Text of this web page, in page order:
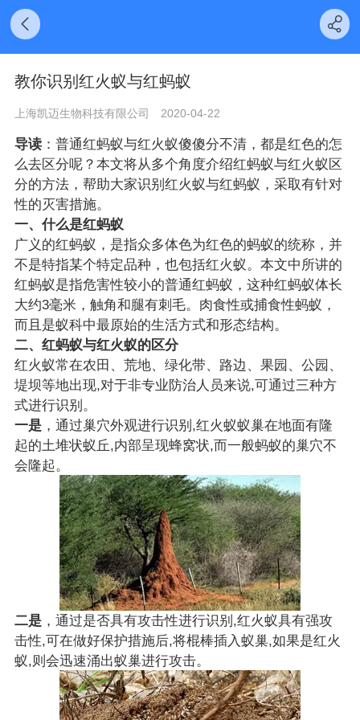
教你识别红火蚁与红蚂蚁
上海凯迈生物科技有限公司 2020-04-22
导读 ：普通红蚂蚁与红火蚁傻傻分不清，都是红色的怎
么去区分呢？本文将从多个角度介绍红蚂蚁与红火蚁区
分的方法，帮助大家识别红火蚁与红蚂蚁，采取有针对
性的灭害措施。
一、什么是红蚂蚁
广义的红蚂蚁，是指众多体色为红色的蚂蚁的统称，并
不是特指某个特定品种 ，也包括红火蚁。本文中所讲的
红蚂蚁是指危害性较小的普通红蚂蚁，这种红蚂蚁体长
大约3毫米，触角和腿有刺毛。肉食性或捕食性蚂蚁，
而且是蚁科中最原始的生活方式和形态结构。
二、红蚂蚁与红火蚁的区分
红火蚁常在农田、荒地、绿化带、路边、果园、公园、
堤坝等地出现,对于非专业防治人员来说,可通过三种方
式进行识别。
一是 ，通过巢穴外观进行识别,红火蚁蚁巢在地面有隆
起的土堆状蚁丘,内部呈现蜂窝状,而一般蚂蚁的巢穴不
会隆起。
二是 ，通过是否具有攻击性进行识别,红火蚁具有强攻
击性,可在做好保护措施后,将棍棒插入蚁巢,如果是红火
蚁,则会迅速涌出蚁巢进行攻击。